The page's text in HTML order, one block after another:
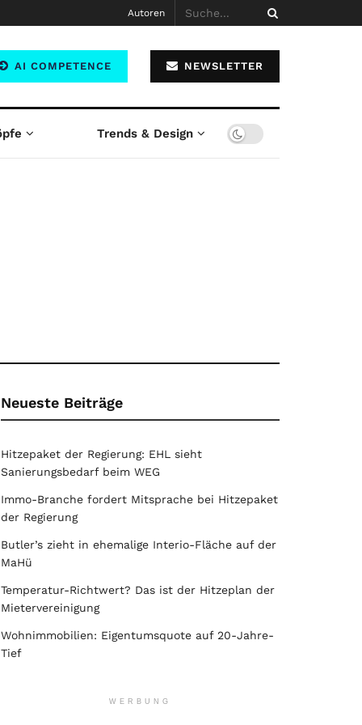
Autoren
AI COMPETENCE NEWSLETTER
Trends & Design
Neueste Beiträge
Hitzepaket der Regierung: EHL sieht
Sanierungsbedarf beim WEG
Immo-Branche fordert Mitsprache bei Hitzepaket
der Regierung
Butler’s zieht in ehemalige Interio-Fläche auf der
MaHü
Temperatur-Richtwert? Das ist der Hitzeplan der
Mietervereinigung
Wohnimmobilien: Eigentumsquote auf 20-Jahre-
Tief
WERBUNG